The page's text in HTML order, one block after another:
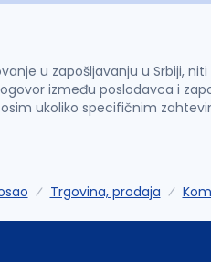
u zapošljavanju u Srbiji,
između poslodavca i
ukoliko specifičnim
Trgovina, prodaja